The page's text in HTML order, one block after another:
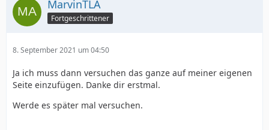
MarvinTLA
Fortgeschrittener
8. September 2021 um 04:50
Ja ich muss dann versuchen das ganze auf meiner eigenen
Seite einzufügen. Danke dir erstmal.
Werde es später mal versuchen.